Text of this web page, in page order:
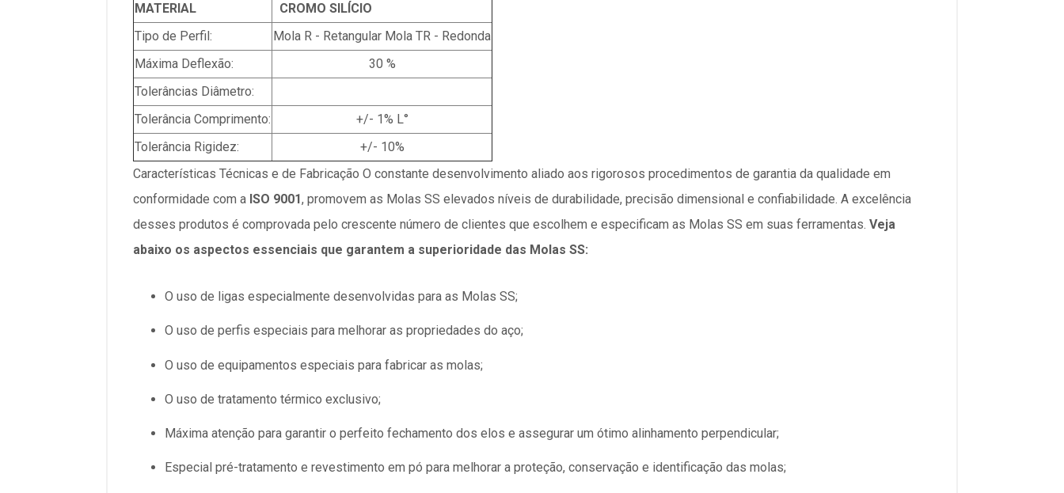
MATERIAL
CROMO SILÍCIO
Tipo de Perfil:
Mola R - Retangular Mola TR - Redonda
Máxima Deflexão:
30 %
Tolerâncias Diâmetro:
Tolerância Comprimento:
+/- 1% L°
Tolerância Rigidez:
+/- 10%
Características Técnicas e de Fabricação O constante desenvolvimento aliado aos rigorosos procedimentos de garantia da qualidade em
conformidade com a ISO 9001, promovem as Molas SS elevados níveis de durabilidade, precisão dimensional e confiabilidade. A excelência
desses produtos é comprovada pelo crescente número de clientes que escolhem e especificam as Molas SS em suas ferramentas. Veja
abaixo os aspectos essenciais que garantem a superioridade das Molas SS:
O uso de ligas especialmente desenvolvidas para as Molas SS;
O uso de perfis especiais para melhorar as propriedades do aço;
O uso de equipamentos especiais para fabricar as molas;
O uso de tratamento térmico exclusivo;
Máxima atenção para garantir o perfeito fechamento dos elos e assegurar um ótimo alinhamento perpendicular;
Especial pré-tratamento e revestimento em pó para melhorar a proteção, conservação e identificação das molas;